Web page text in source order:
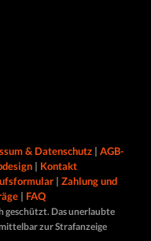
& Datenschutz | AGB-
| Kontakt
| Zahlung und
| FAQ
geschützt. Das unerlaubte
zur Strafanzeige